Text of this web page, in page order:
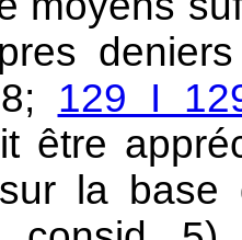
129 I
être
la base